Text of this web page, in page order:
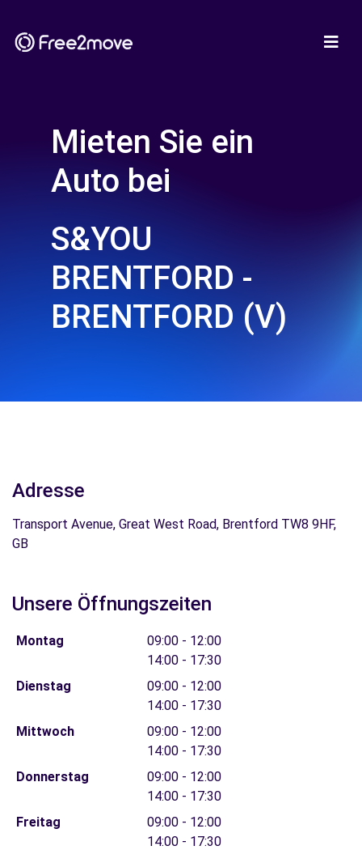
Mieten Sie ein
Auto bei
S&YOU
BRENTFORD -
BRENTFORD (V)
Adresse
Transport Avenue, Great West Road, Brentford TW8 9HF,
GB
Unsere Öffnungszeiten
Montag
09:00 - 12:00
14:00 - 17:30
Dienstag
09:00 - 12:00
14:00 - 17:30
Mittwoch
09:00 - 12:00
14:00 - 17:30
Donnerstag
09:00 - 12:00
14:00 - 17:30
Freitag
09:00 - 12:00
14:00 - 17:30